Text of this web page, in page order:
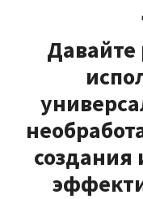
Давайте